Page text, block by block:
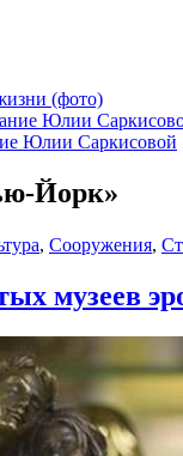
(фото)
Юлии Саркисовой
Йорк»
, Сооружения,
музеев